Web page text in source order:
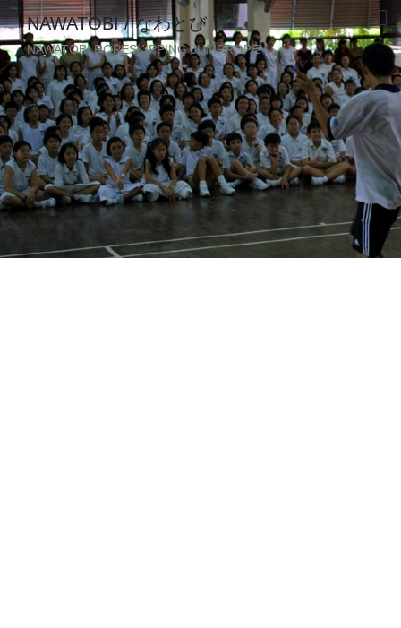
NAWATOBI / なわとび
NAWATOBI ROPESKIPPING JUMPROPE